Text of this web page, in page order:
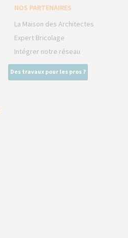
NOS PARTENAIRES
La Maison des Architectes
Expert Bricolage
Intégrer notre réseau
Des travaux pour les pros ?